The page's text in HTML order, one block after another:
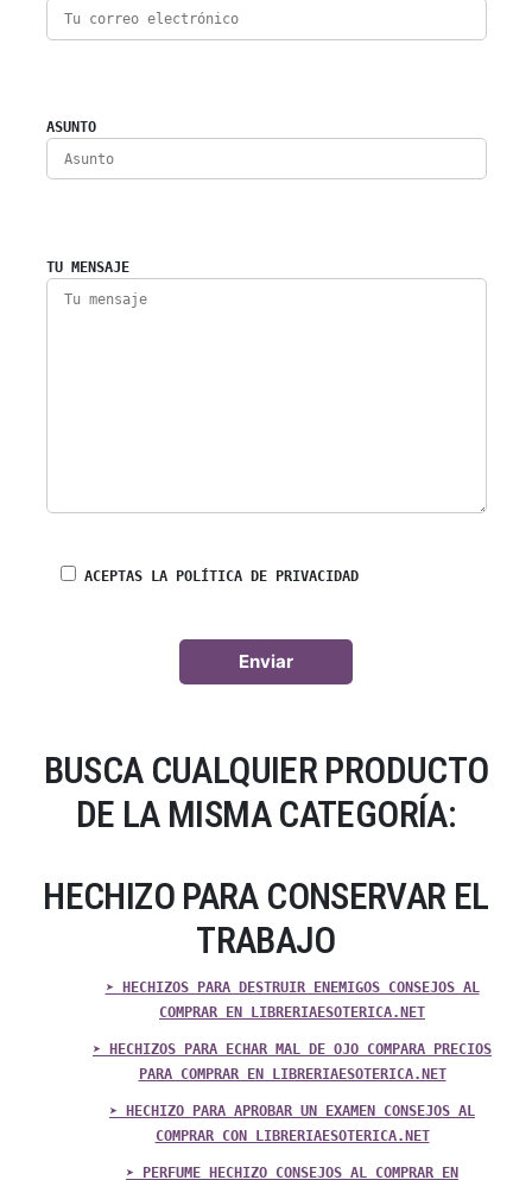
ASUNTO
TU MENSAJE
ACEPTAS LA POLÍTICA DE PRIVACIDAD
BUSCA CUALQUIER PRODUCTO
DE LA MISMA CATEGORÍA:
HECHIZO PARA CONSERVAR EL
TRABAJO
➤ HECHIZOS PARA DESTRUIR ENEMIGOS CONSEJOS AL
COMPRAR EN LIBRERIAESOTERICA.NET
➤ HECHIZOS PARA ECHAR MAL DE OJO COMPARA PRECIOS
PARA COMPRAR EN LIBRERIAESOTERICA.NET
➤ HECHIZO PARA APROBAR UN EXAMEN CONSEJOS AL
COMPRAR CON LIBRERIAESOTERICA.NET
➤ PERFUME HECHIZO CONSEJOS AL COMPRAR EN